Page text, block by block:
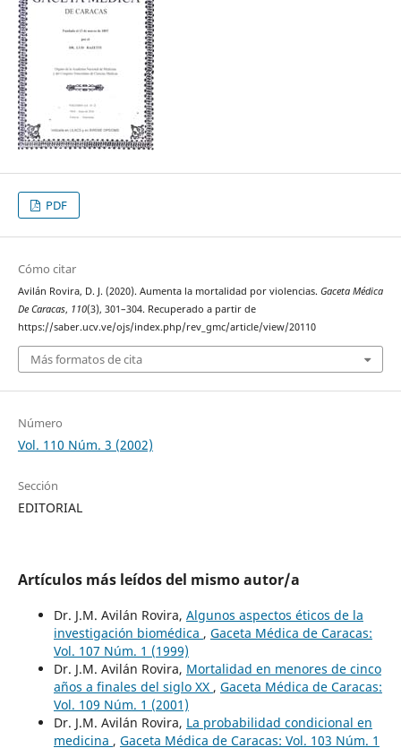
PDF
Cómo citar
Avilán Rovira, D. J. (2020). Aumenta la mortalidad por violencias. Gaceta Médica
De Caracas, 110(3), 301–304. Recuperado a partir de
https://saber.ucv.ve/ojs/index.php/rev_gmc/article/view/20110
Más formatos de cita
Número
Vol. 110 Núm. 3 (2002)
Sección
EDITORIAL
Artículos más leídos del mismo autor/a
Dr. J.M. Avilán Rovira, Algunos aspectos éticos de la
investigación biomédica , Gaceta Médica de Caracas:
Vol. 107 Núm. 1 (1999)
Dr. J.M. Avilán Rovira, Mortalidad en menores de cinco
años a finales del siglo XX , Gaceta Médica de Caracas:
Vol. 109 Núm. 1 (2001)
Dr. J.M. Avilán Rovira, La probabilidad condicional en
medicina , Gaceta Médica de Caracas: Vol. 103 Núm. 1